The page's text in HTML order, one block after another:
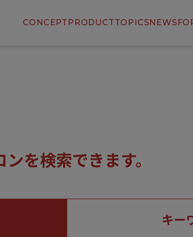
CONCEPT PRODUCTTOPICSNEWS
を検索できます。
キー